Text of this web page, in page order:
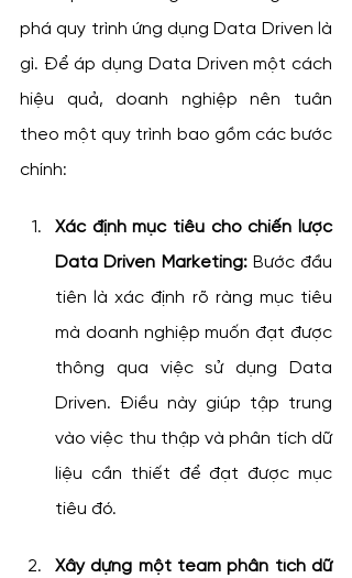
phá quy trình ứng dụng Data Driven là
gì. Để áp dụng Data Driven một cách
hiệu quả, doanh nghiệp nên tuân
theo một quy trình bao gồm các bước
chính:
Xác định mục tiêu cho chiến lược
Data Driven Marketing: Bước đầu
tiên là xác định rõ ràng mục tiêu
mà doanh nghiệp muốn đạt được
thông qua việc sử dụng Data
Driven. Điều này giúp tập trung
vào việc thu thập và phân tích dữ
liệu cần thiết để đạt được mục
tiêu đó.
Xây dựng một team phân tích dữ